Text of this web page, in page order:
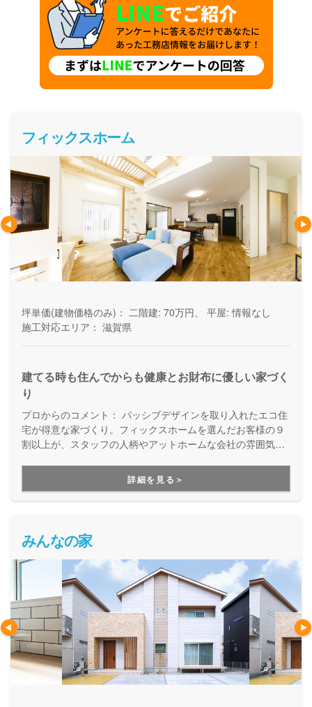
フィックスホーム
坪単価(建物価格のみ)： 二階建: 70万円、 平屋: 情報なし
施工対応エリア： 滋賀県
建てる時も住んでからも健康とお財布に優しい家づく
り
プロからのコメント： パッシブデザインを取り入れたエコ住
宅が得意な家づくり。フィックスホームを選んだお客様の９
割以上が、スタッフの人柄やアットホームな会社の雰囲気を
形にしていく家づくりを進めていきたい方にオススメしてい
詳細を見る＞
みんなの家